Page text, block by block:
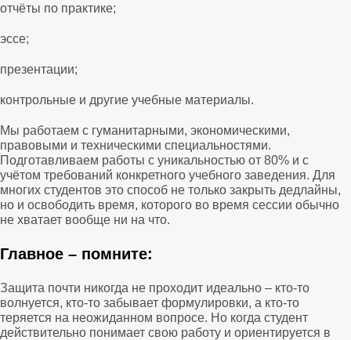
отчёты по практике;
эссе;
презентации;
контрольные и другие учебные материалы.
Мы работаем с гуманитарными, экономическими,
правовыми и техническими специальностями.
Подготавливаем работы с уникальностью от 80% и с
учётом требований конкретного учебного заведения. Для
многих студентов это способ не только закрыть дедлайны,
но и освободить время, которого во время сессии обычно
не хватает вообще ни на что.
Главное – помните:
Защита почти никогда не проходит идеально – кто-то
волнуется, кто-то забывает формулировки, а кто-то
теряется на неожиданном вопросе. Но когда студент
действительно понимает свою работу и ориентируется в